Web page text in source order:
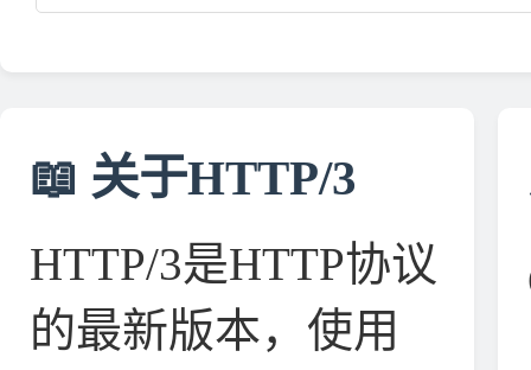
📖 关于HTTP/3
HTTP/3是HTTP协议
的最新版本，使用